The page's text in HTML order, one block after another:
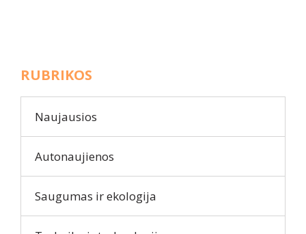
RUBRIKOS
Naujausios
Autonaujienos
Saugumas ir ekologija